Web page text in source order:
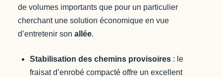
de volumes importants que pour un particulier
cherchant une solution économique en vue
d’entretenir son allée.
Stabilisation des chemins provisoires : le
fraisat d’enrobé compacté offre un excellent